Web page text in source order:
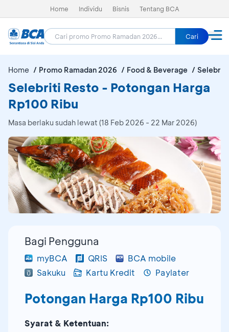
Home Individu Bisnis Tentang BCA
Cari
Home Promo Ramadan 2026 Food & Beverage
Selebriti Resto - Potongan Harga
Rp100 Ribu
Masa berlaku sudah lewat (18 Feb 2026 - 22 Mar 2026)
Bagi Pengguna
myBCA QRIS
BCA mobile
Sakuku
Kartu Kredit Paylater
Potongan Harga Rp100 Ribu
Syarat & Ketentuan: